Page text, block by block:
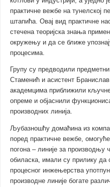
практичне вежбе на тунелској
штапића. Овај вид практичне
стечена теоријска знања
окружењу и да се ближе
процесима.
Групу су предводили
Стаменић и асистент
академцима приближили
опреме и објаснили
производних линија.
Љубазношћу домаћина из
поред практичне вежбе,
погона – линије за производњу
обиласка, имали су прилику да
процесног инжењерства
производне линије богате